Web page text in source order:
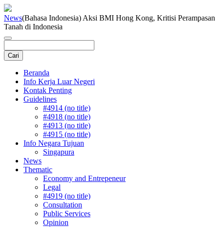
News(Bahasa Indonesia) Aksi BMI Hong Kong, Kritisi Perampasan
Tanah di Indonesia
Beranda
Info Kerja Luar Negeri
Kontak Penting
Guidelines
#4914 (no title)
#4918 (no title)
#4913 (no title)
#4915 (no title)
Info Negara Tujuan
Singapura
News
Thematic
Economy and Entrepeneur
Legal
#4919 (no title)
Consultation
Public Services
Opinion